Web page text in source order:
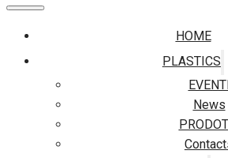
HOME
PLASTICS
News